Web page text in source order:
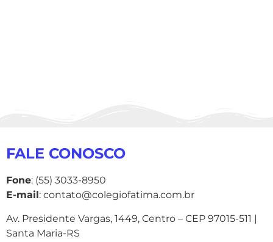
FALE CONOSCO
Fone: (55) 3033-8950
E-mail: contato@colegiofatima.com.br
Av. Presidente Vargas, 1449, Centro – CEP 97015-511 |
Santa Maria-RS